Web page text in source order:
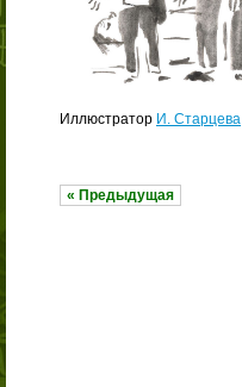
Иллюстратор И. Старцева
« Предыдущая